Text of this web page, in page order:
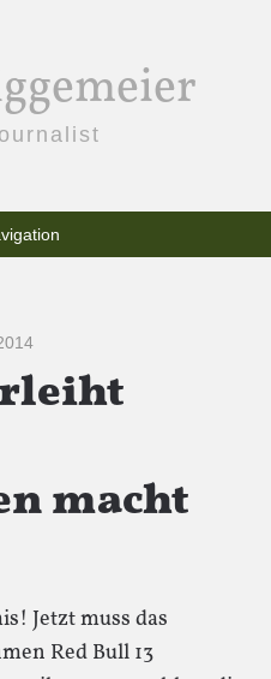
macht
Jetzt muss das
Red Bull 13